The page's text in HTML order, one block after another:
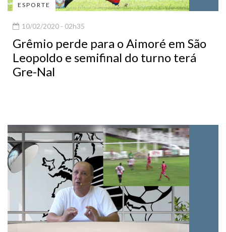
ESPORTE
10/02/2020 - 02h35
Grêmio perde para o Aimoré em São
Leopoldo e semifinal do turno terá
Gre-Nal